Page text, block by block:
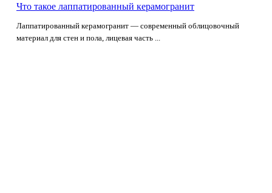
Что такое лаппатированный керамогранит
Лаппатированный керамогранит — современный облицовочный
материал для стен и пола, лицевая часть ...